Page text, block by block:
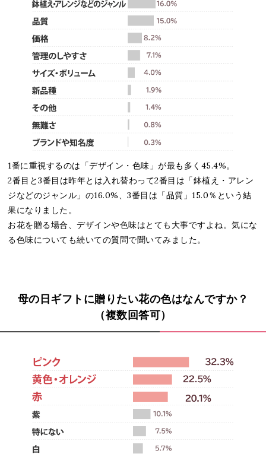
1番に重視するのは「デザイン・色味」が最も多く45.4%。
2番目と3番目は昨年とは入れ替わって2番目は「鉢植え・アレン
ジなどのジャンル」の16.0%、3番目は「品質」15.0％という結
果になりました。
お花を贈る場合、デザインや色味はとても大事ですよね。気にな
る色味についても続いての質問で聞いてみました。
母の日ギフトに贈りたい花の色はなんですか？
（複数回答可）